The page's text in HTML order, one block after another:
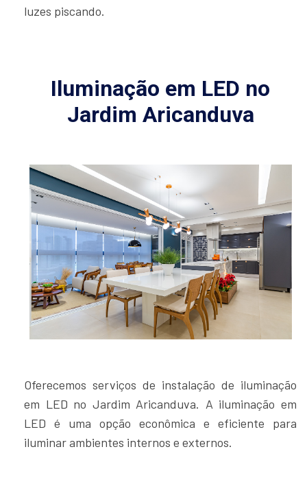
luzes piscando.
Iluminação em LED no
Jardim Aricanduva
Oferecemos serviços de instalação de iluminação
em LED no Jardim Aricanduva. A iluminação em
LED é uma opção econômica e eficiente para
iluminar ambientes internos e externos.